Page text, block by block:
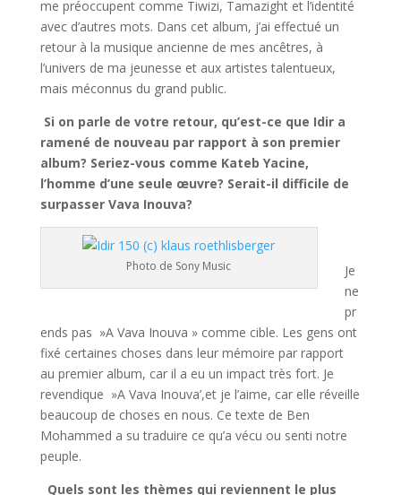
me préoccupent comme Tiwizi, Tamazight et l’identité
avec d’autres mots. Dans cet album, j’ai effectué un
retour à la musique ancienne de mes ancêtres, à
l’univers de ma jeunesse et aux artistes talentueux,
mais méconnus du grand public.
Si on parle de votre retour, qu’est-ce que Idir a
ramené de nouveau par rapport à son premier
album? Seriez-vous comme Kateb Yacine,
l’homme d’une seule œuvre? Serait-il difficile de
surpasser Vava Inouva?
Photo de Sony Music
Je
ne
pr
ends pas »A Vava Inouva » comme cible. Les gens ont
fixé certaines choses dans leur mémoire par rapport
au premier album, car il a eu un impact très fort. Je
revendique »A Vava Inouva’,et je l’aime, car elle réveille
beaucoup de choses en nous. Ce texte de Ben
Mohammed a su traduire ce qu’a vécu ou senti notre
peuple.
Quels sont les thèmes qui reviennent le plus